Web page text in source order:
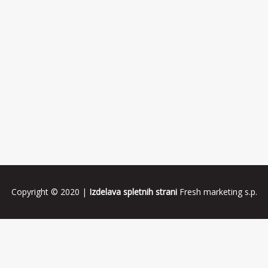
Copyright © 2020 | Izdelava spletnih straniFresh marketing s.p.